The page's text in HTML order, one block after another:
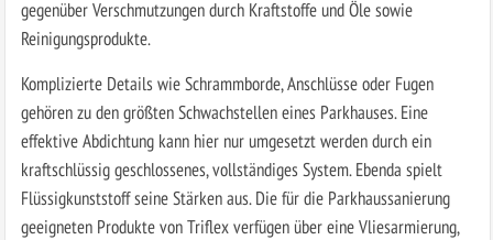
gegenüber Verschmutzungen durch Kraftstoffe und Öle sowie
Reinigungsprodukte.
Komplizierte Details wie Schrammborde, Anschlüsse oder Fugen
gehören zu den größten Schwachstellen eines Parkhauses. Eine
effektive Abdichtung kann hier nur umgesetzt werden durch ein
kraftschlüssig geschlossenes, vollständiges System. Ebenda spielt
Flüssigkunststoff seine Stärken aus. Die für die Parkhaussanierung
geeigneten Produkte von Triflex verfügen über eine Vliesarmierung,